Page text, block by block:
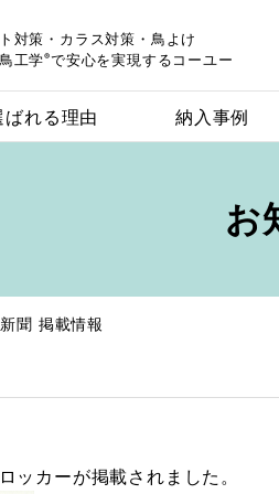
対策・カラス対策・鳥よけ
工学®で安心を実現するコーユー
ばれる理由 納入事例
お
聞 掲載情報
ッカーが掲載されました。